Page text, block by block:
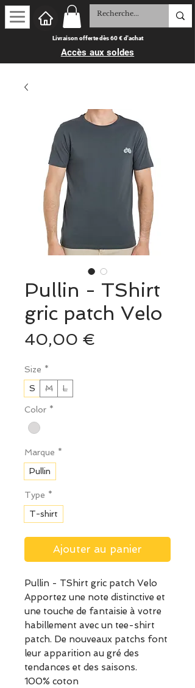
Livraison offerte dès 60 € d'achat
Accès aux soldes
Pullin - TShirt
gric patch Velo
40,00 €
Size *
S
M L
Color *
Marque *
Pullin
Type *
T-shirt
Ajouter au panier
Pullin - TShirt gric patch Velo
Apportez une note distinctive et
une touche de fantaisie à votre
habillement avec un tee-shirt
patch. De nouveaux patchs font
leur apparition au gré des
tendances et des saisons.
100% coton